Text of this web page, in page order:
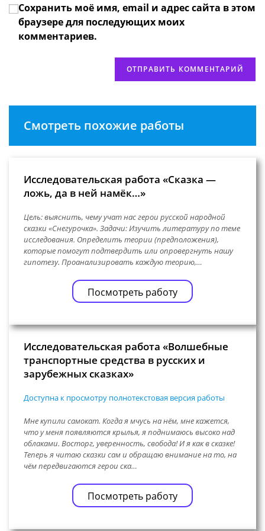
веб-
сайта
(необязательно)
Сохранить моё имя, email и адрес сайта в этом
браузере для последующих моих
комментариев.
Смотреть похожие работы
Исследовательская работа «Сказка —
ложь, да в ней намёк…»
Цель: выяснить, чему учат нас герои русской народной
сказки «Снегурочка». Задачи: Изучить литературу по теме
исследования. Определить теории (предположения),
которые помогут подтвердить или опровергнуть нашу
гипотезу. Проанализировать каждую теорию,…
Посмотреть работу
Исследовательская работа «Волшебные
транспортные средства в русских и
зарубежных сказках»
Доступна к просмотру полнотекстовая версия работы
Мне купили самокат. Когда я мчусь на нём, мне кажется,
что у меня появляются крылья, я поднимаюсь высоко над
облаками. Восторг, уверенность, свобода! И я как в сказке!
Теперь я читаю сказки сам и обращаю внимание на то, на
чём передвигаются герои ска…
Посмотреть работу